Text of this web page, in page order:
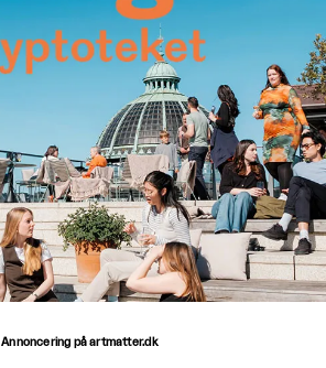
Annoncering på artmatter.dk